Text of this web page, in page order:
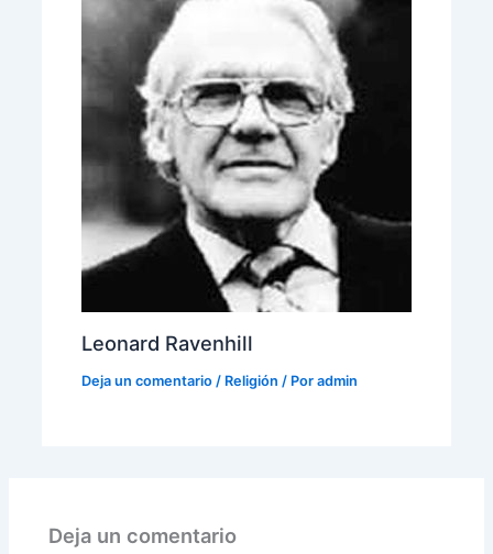
Leonard Ravenhill
Deja un comentario / Religión / Por admin
Deja un comentario